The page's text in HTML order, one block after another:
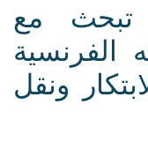
تبحث مع
الفرنسية
ونقل